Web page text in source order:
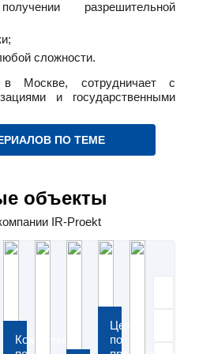
разрешительной
сложности.
в Москве, сотрудничает с
и государственными
ПО ТЕМЕ
объекты
IR-Proekt
Комплекс
Цех
по